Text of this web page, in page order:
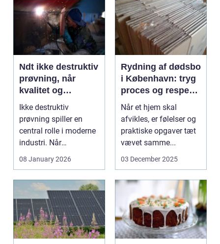
Ndt ikke destruktiv
prøvning, når
kvalitet og
sikkerhed er
afgørende
Ikke destruktiv
prøvning spiller en
central rolle i moderne
industri. Når
svejsninger,
08 January 2026
Rydning af dødsbo
i København: tryg
proces og respekt
for boet
Når et hjem skal
afvikles, er følelser og
praktiske opgaver tæt
vævet samme...
03 December 2025